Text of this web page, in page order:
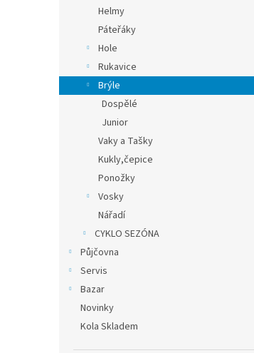
Helmy
Páteřáky
Hole
Rukavice
Brýle
Dospělé
Junior
Vaky a Tašky
Kukly,čepice
Ponožky
Vosky
Nářadí
CYKLO SEZÓNA
Půjčovna
Servis
Bazar
Novinky
Kola Skladem